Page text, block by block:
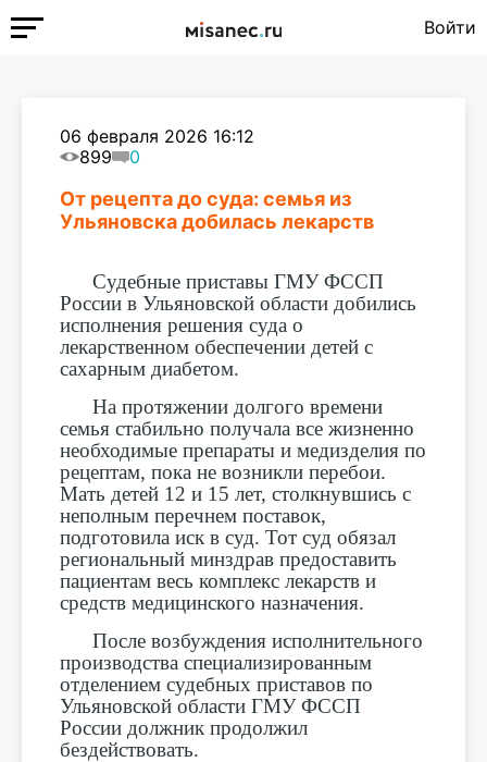
Войти
06 февраля 2026 16:12
899
0
От рецепта до суда: семья из
Ульяновска добилась лекарств
Судебные приставы ГМУ ФССП
России в Ульяновской области добились
исполнения решения суда о
лекарственном обеспечении детей с
сахарным диабетом.
На протяжении долгого времени
семья стабильно получала все жизненно
необходимые препараты и медизделия по
рецептам, пока не возникли перебои.
Мать детей 12 и 15 лет, столкнувшись с
неполным перечнем поставок,
подготовила иск в суд. Тот суд обязал
региональный минздрав предоставить
пациентам весь комплекс лекарств и
средств медицинского назначения.
После возбуждения исполнительного
производства специализированным
отделением судебных приставов по
Ульяновской области ГМУ ФССП
России должник продолжил
бездействовать.